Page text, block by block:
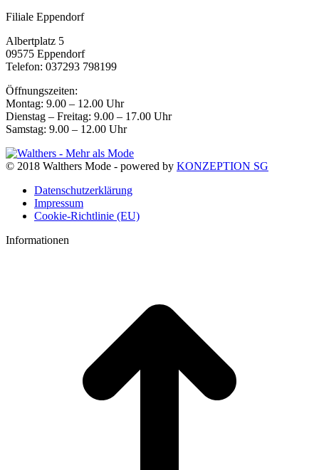
Filiale Eppendorf
Albertplatz 5
09575 Eppendorf
Telefon: 037293 798199
Öffnungszeiten:
Montag: 9.00 – 12.00 Uhr
Dienstag – Freitag: 9.00 – 17.00 Uhr
Samstag: 9.00 – 12.00 Uhr
© 2018 Walthers Mode - powered by KONZEPTION SG
Datenschutzerklärung
Impressum
Cookie-Richtlinie (EU)
Informationen